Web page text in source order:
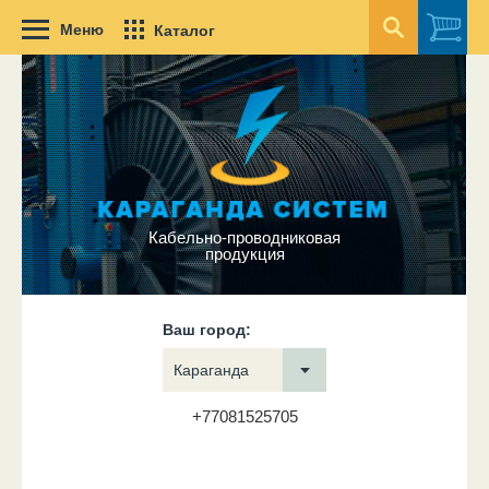
Меню Каталог
Кабельно-проводниковая
продукция
Ваш город:
Караганда
+77081525705